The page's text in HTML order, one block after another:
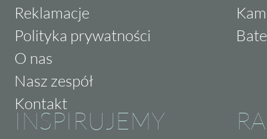
Reklamacje
Polityka prywatności
O nas
Nasz zespół
Kontakt
INSPIRUJEMY